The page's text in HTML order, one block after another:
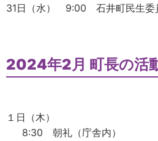
31日（水） 9:00 石井町民生
2024年2月 町長の活
１日（木）
8:30 朝礼（庁舎内）